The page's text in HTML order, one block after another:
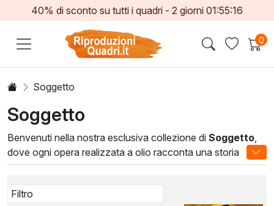
40% di sconto su tutti i quadri -2 giorni 01:55:15
0
Soggetto
Soggetto
Benvenuti nella nostra esclusiva collezione di Soggetto
dove ogni opera realizzata a olio racconta una storia
unica. Le opere in questa categoria spaziano dalla
caratterizzati da tecniche artistiche tradizionali e